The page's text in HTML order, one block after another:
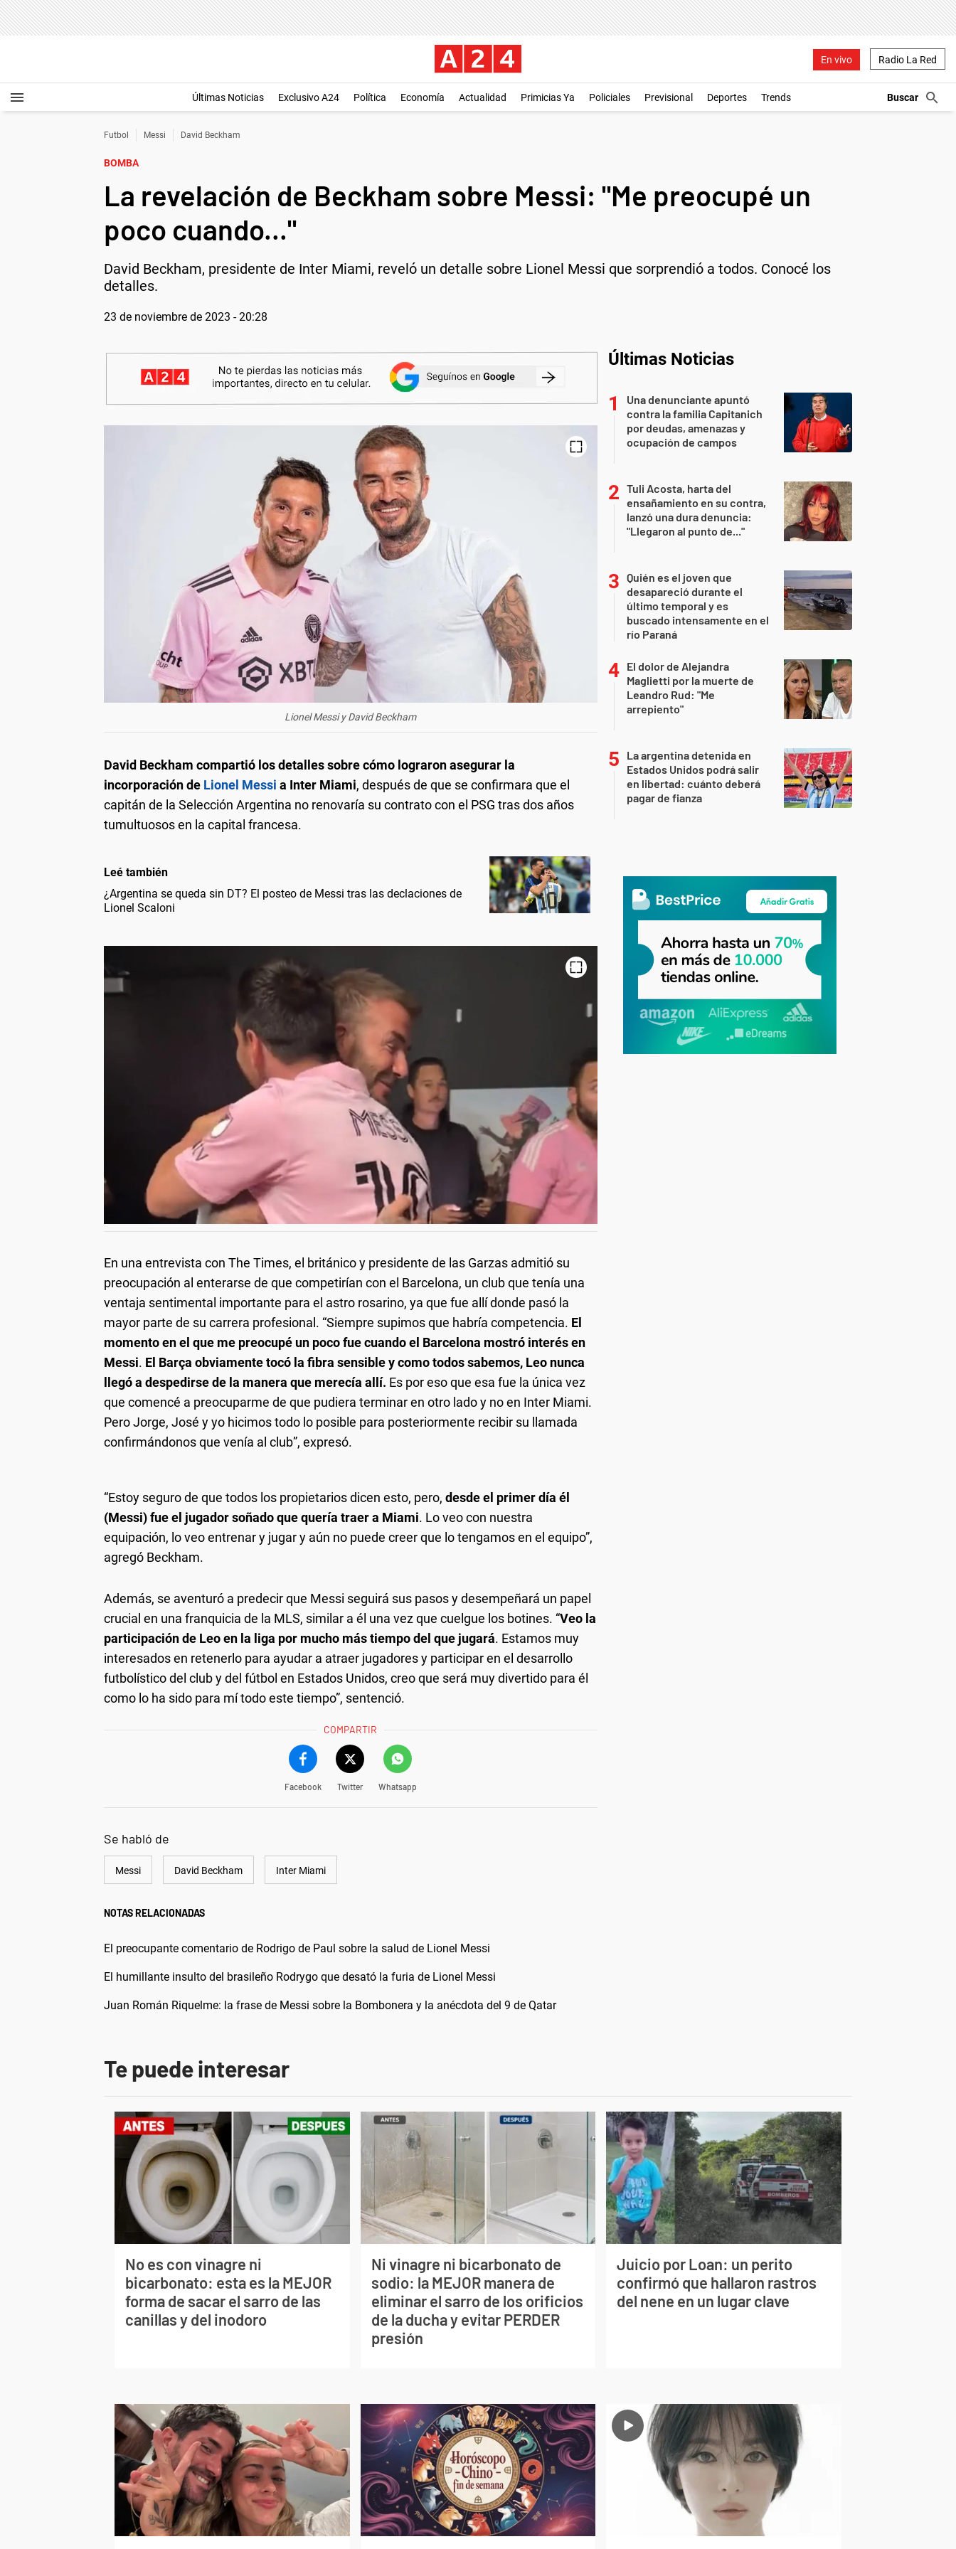
En vivo Radio La Red
Últimas Noticias Exclusivo A24 Política Economía Actualidad Primicias Ya Policiales Previsional Deportes Trends
Futbol Messi David Beckham
BOMBA
La revelación de Beckham sobre Messi: "Me preocupé un
poco cuando..."
David Beckham, presidente de Inter Miami, reveló un detalle sobre Lionel Messi que sorprendió a todos. Conocé los
detalles.
23 de noviembre de 2023 - 20:28
Lionel Messi y David Beckham
David Beckham compartió los detalles sobre cómo lograron asegurar la
incorporación de Lionel Messi a Inter Miami, después de que se confirmara que el
capitán de la Selección Argentina no renovaría su contrato con el PSG tras dos años
tumultuosos en la capital francesa.
Leé también
¿Argentina se queda sin DT? El posteo de Messi tras las declaciones de
Lionel Scaloni
En una entrevista con The Times, el británico y presidente de las Garzas admitió su
preocupación al enterarse de que competirían con el Barcelona, un club que tenía una
ventaja sentimental importante para el astro rosarino, ya que fue allí donde pasó la
mayor parte de su carrera profesional. “Siempre supimos que habría competencia. El
momento en el que me preocupé un poco fue cuando el Barcelona mostró interés en
Messi. El Barça obviamente tocó la fibra sensible y como todos sabemos, Leo nunca
llegó a despedirse de la manera que merecía allí. Es por eso que esa fue la única vez
que comencé a preocuparme de que pudiera terminar en otro lado y no en Inter Miami.
Pero Jorge, José y yo hicimos todo lo posible para posteriormente recibir su llamada
confirmándonos que venía al club”, expresó.
“Estoy seguro de que todos los propietarios dicen esto, pero, desde el primer día él
(Messi) fue el jugador soñado que quería traer a Miami. Lo veo con nuestra
equipación, lo veo entrenar y jugar y aún no puede creer que lo tengamos en el equipo”,
agregó Beckham.
Además, se aventuró a predecir que Messi seguirá sus pasos y desempeñará un papel
crucial en una franquicia de la MLS, similar a él una vez que cuelgue los botines. “Veo la
participación de Leo en la liga por mucho más tiempo del que jugará. Estamos muy
interesados en retenerlo para ayudar a atraer jugadores y participar en el desarrollo
futbolístico del club y del fútbol en Estados Unidos, creo que será muy divertido para él
como lo ha sido para mí todo este tiempo”, sentenció.
COMPARTIR
Facebook Twitter Whatsapp
Se habló de
Messi David Beckham Inter Miami
NOTAS RELACIONADAS
El preocupante comentario de Rodrigo de Paul sobre la salud de Lionel Messi
El humillante insulto del brasileño Rodrygo que desató la furia de Lionel Messi
Juan Román Riquelme: la frase de Messi sobre la Bombonera y la anécdota del 9 de Qatar
Últimas Noticias
Una denunciante apuntó
contra la familia Capitanich
por deudas, amenazas y
ocupación de campos
Tuli Acosta, harta del
ensañamiento en su contra,
lanzó una dura denuncia:
"Llegaron al punto de..."
Quién es el joven que
desapareció durante el
último temporal y es
buscado intensamente en el
río Paraná
El dolor de Alejandra
Maglietti por la muerte de
Leandro Rud: "Me
arrepiento"
La argentina detenida en
Estados Unidos podrá salir
en libertad: cuánto deberá
pagar de fianza
Te puede interesar
No es con vinagre ni
bicarbonato: esta es la MEJOR
forma de sacar el sarro de las
canillas y del inodoro
Ni vinagre ni bicarbonato de
sodio: la MEJOR manera de
eliminar el sarro de los orificios
de la ducha y evitar PERDER
presión
Juicio por Loan: un perito
confirmó que hallaron rastros
del nene en un lugar clave